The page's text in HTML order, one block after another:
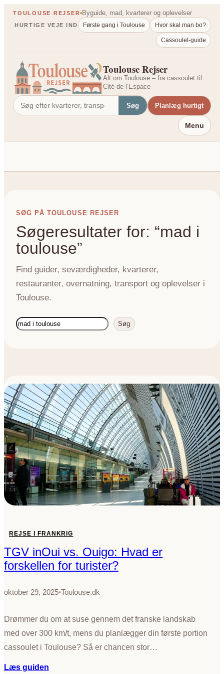
Spring
TOULOUSE REJSER Byguide, mad, kvarterer og oplevelser
HURTIGE VEJE IND Første gang i Toulouse Hvor skal man bo?
Cassoulet-guide
Toulouse Rejser
Alt om Toulouse – fra cassoulet til
Cité de l’Espace
Søg Planlæg hurtigt
Menu
SØG PÅ TOULOUSE REJSER
Søgeresultater for: “mad i
toulouse”
Find guider, seværdigheder, kvarterer,
restauranter, overnatning, transport og oplevelser i
Toulouse.
Søg Søg
REJSE I FRANKRIG
TGV inOui vs. Ouigo: Hvad er
forskellen for turister?
oktober 29, 2025•Toulouse.dk
Drømmer du om at suse gennem det franske landskab
med over 300 km/t, mens du planlægger din første portion
cassoulet i Toulouse? Så er chancen stor…
Læs guiden